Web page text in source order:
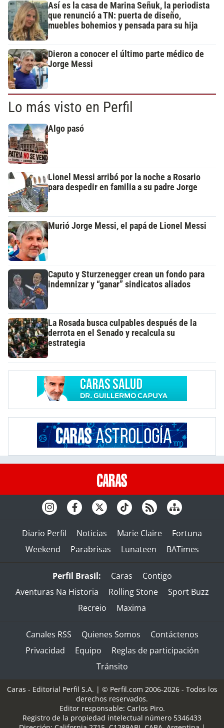
Así es la casa de Marina Señuk, la periodista
que renunció a TN: puerta de diseño,
muebles bohemios y pensada para su hija
Dieron a conocer el último parte médico de
Jorge Messi
Lo más visto en Perfil
Algo pasó
Lionel Messi arribó por la noche a Rosario
para despedir en familia a su padre Jorge
Murió Jorge Messi, el papá de Lionel Messi
Caputo y Sturzenegger crean un fondo para
indemnizar y “ganar” sindicatos aliados
La Rosada busca culpables después de la
derrota en el Senado y recalcula su
estrategia
Diario Perfil Noticias Marie Claire
Fortuna
Weekend
Parabrisas Lunateen BATimes
Perfil Brasil: Caras
Contigo
Aventuras Na Historia
Rolling Stone
Sport Buzz
Recreio
Maxima
Canales RSS Quienes Somos
Contáctenos
Privacidad
Equipo
Reglas de participación
Tránsito
Caras - Editorial Perfil S.A. | © Perfil.com 2006-2026 - Todos los
derechos reservados.
Editor responsable: Carlos Piro.
Registro de la propiedad intelectual número 5346433